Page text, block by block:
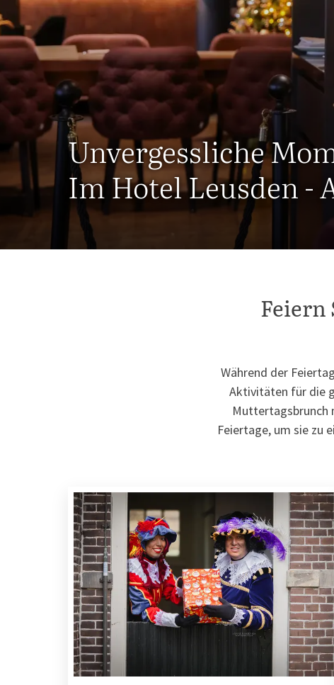
Unvergessliche
Im Hotel Leusden -
Feiern
Während der
Aktivitäten für die
Muttertagsbrunch
Feiertage, um sie zu